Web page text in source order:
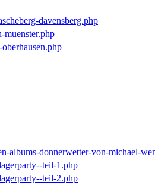
davensberg.php
muenster.php
albums-donnerwetter-von-michael-
teil-1.php
teil-2.php